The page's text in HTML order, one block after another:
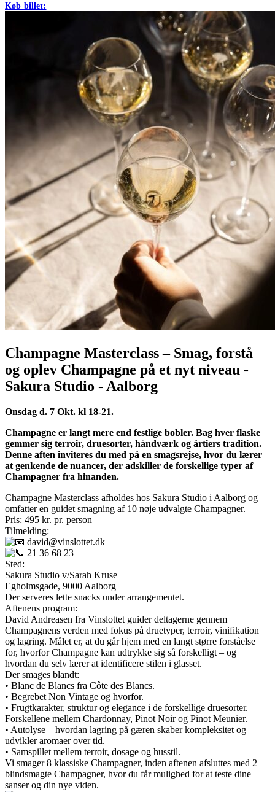
Køb billet:
Champagne Masterclass – Smag, forstå
og oplev Champagne på et nyt niveau -
Sakura Studio - Aalborg
Onsdag d. 7 Okt. kl 18-21.
Champagne er langt mere end festlige bobler. Bag hver flaske
gemmer sig terroir, druesorter, håndværk og årtiers tradition.
Denne aften inviteres du med på en smagsrejse, hvor du lærer
at genkende de nuancer, der adskiller de forskellige typer af
Champagner fra hinanden.
Champagne Masterclass afholdes hos Sakura Studio i Aalborg og
omfatter en guidet smagning af 10 nøje udvalgte Champagner.
Pris: 495 kr. pr. person
Tilmelding:
david@vinslottet.dk
21 36 68 23
Sted:
Sakura Studio v/Sarah Kruse
Egholmsgade, 9000 Aalborg
Der serveres lette snacks under arrangementet.
Aftenens program:
David Andreasen fra Vinslottet guider deltagerne gennem
Champagnens verden med fokus på druetyper, terroir, vinifikation
og lagring. Målet er, at du går hjem med en langt større forståelse
for, hvorfor Champagne kan udtrykke sig så forskelligt – og
hvordan du selv lærer at identificere stilen i glasset.
Der smages blandt:
• Blanc de Blancs fra Côte des Blancs.
• Begrebet Non Vintage og hvorfor.
• Frugtkarakter, struktur og elegance i de forskellige druesorter.
Forskellene mellem Chardonnay, Pinot Noir og Pinot Meunier.
• Autolyse – hvordan lagring på gæren skaber kompleksitet og
udvikler aromaer over tid.
• Samspillet mellem terroir, dosage og husstil.
Vi smager 8 klassiske Champagner, inden aftenen afsluttes med 2
blindsmagte Champagner, hvor du får mulighed for at teste dine
sanser og din nye viden.